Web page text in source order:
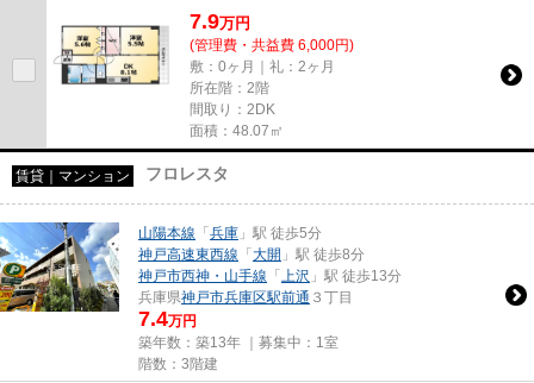
7.9万円
(管理費・共益費 6,000円)
敷：0ヶ月｜礼：2ヶ月
所在階：2階
間取り：2DK
面積：48.07㎡
賃貸｜マンション フロレスタ
山陽本線 「 兵庫 」駅 徒歩5分
神戸高速東西線 「 大開 」駅 徒歩8分
神戸市西神・山手線 「 上沢 」駅 徒歩13分
兵庫県神戸市兵庫区駅前通 ３丁目
7.4万円
築年数：築13年 ｜募集中： 1室
階数：3階建